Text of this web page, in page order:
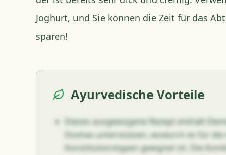
Joghurt, und Sie können die Zeit für das
sparen!
Ayurvedische Vorteile
Dieses ausgewogene Rezept enthält
Doshas unterstützen, wodurch es für die
Konstitutionstypen geeignet ist. Die